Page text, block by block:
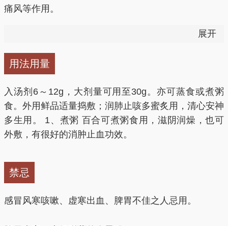
1、抗癌
功能，抑制癌细胞增生，有明显的抗癌作用。百合中的
蛋白质、氨基酸和多糖也可提高人体的免疫力。
2、安眠、抗疲劳
百合 中含有百合苷，有镇静和催眠的作用，可以有效改
进机体营养代谢，使机体抗疲劳、耐缺氧能力增强，同
时能帮助清除体内的有害物质，有延缓衰老的作用。
3、治疗痛风
痛风等作用。
它所含的秋水仙碱可抗肿瘤，对多种癌症有效。生百合
洗净晒干研粉，涂于外伤出血处，有良好的止血效果。
展开
用法用量
入汤剂6～12g，大剂量可用至30g。亦可蒸食或煮粥
食。外用鲜品适量捣敷；润肺止咳多蜜炙用，清心安神
多生用。 1、煮粥 百合可煮粥食用，滋阴润燥，也可
外敷，有很好的消肿止血功效。
禁忌
感冒风寒咳嗽、虚寒出血、脾胃不佳之人忌用。